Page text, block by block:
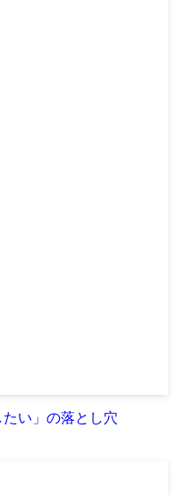
たい」の落とし穴